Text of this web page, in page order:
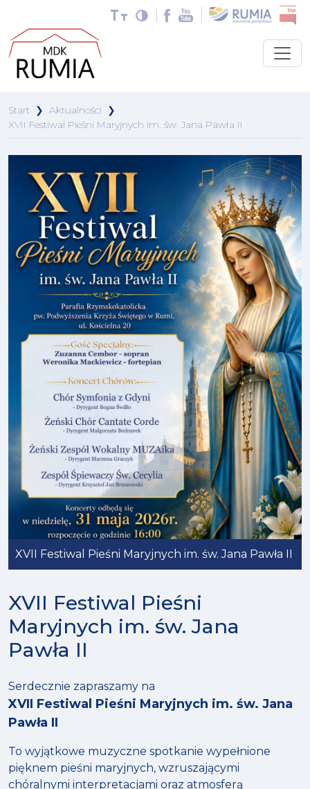
Start ❯ Aktualności
❯
XVII Festiwal Pieśni Maryjnych im. św. Jana Pawła II
XVII Festiwal Pieśni Maryjnych im. św. Jana Pawła II
XVII Festiwal Pieśni
Maryjnych im. św. Jana
Pawła II
Serdecznie zapraszamy na
XVII Festiwal Pieśni Maryjnych im. św. Jana
Pawła II
To wyjątkowe muzyczne spotkanie wypełnione
pięknem pieśni maryjnych, wzruszającymi
chóralnymi interpretacjami oraz atmosferą